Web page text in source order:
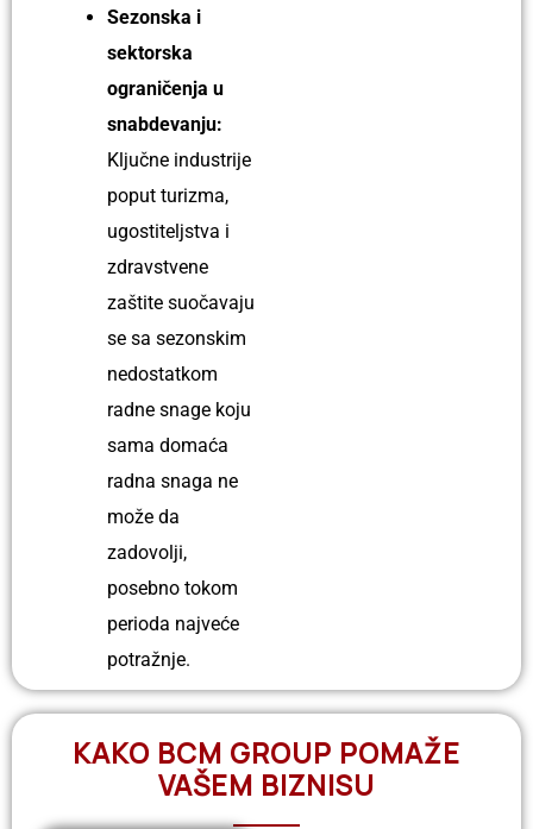
Sezonska i
sektorska
ograničenja u
snabdevanju:
Ključne industrije
poput turizma,
ugostiteljstva i
zdravstvene
zaštite suočavaju
se sa sezonskim
nedostatkom
radne snage koju
sama domaća
radna snaga ne
može da
zadovolji,
posebno tokom
perioda najveće
potražnje.
KAKO BCM GROUP POMAŽE
VAŠEM BIZNISU